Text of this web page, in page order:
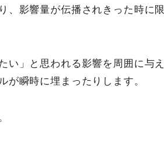
、影響量が伝播されきった時に限
い」と思われる影響を周囲に与え
が瞬時に埋まったりします。